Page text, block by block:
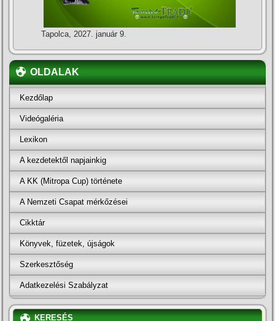
Tapolca, 2027. január 9.
OLDALAK
Kezdőlap
Videógaléria
Lexikon
A kezdetektől napjainkig
A KK (Mitropa Cup) története
A Nemzeti Csapat mérkőzései
Cikktár
Könyvek, füzetek, újságok
Szerkesztőség
Adatkezelési Szabályzat
KERESÉS